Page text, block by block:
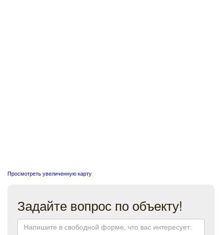
Просмотреть увеличенную карту
Задайте вопрос по объекту!